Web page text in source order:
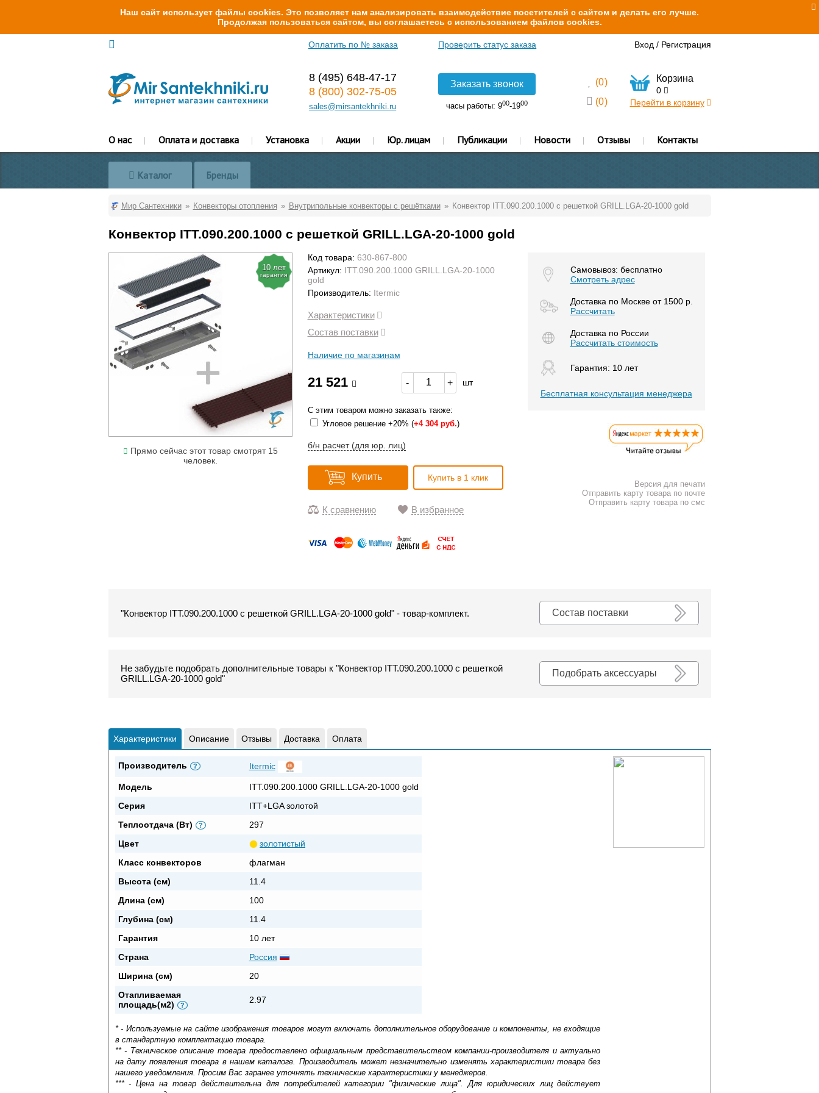
Наш сайт использует файлы cookies. Это позволяет нам анализировать взаимодействие посетителей с сайтом и делать его лучше.
Продолжая пользоваться сайтом, вы соглашаетесь с использованием файлов cookies.
Оплатить по № заказа Проверить статус заказа Вход / Регистрация
8 (495) 648-47-17
8 (800) 302-75-05
sales@mirsantekhniki.ru
Заказать звонок
часы работы: 900-1900
(0)
(0)
Корзина
0
Перейти в корзину
О нас Оплата и доставка Установка Акции Юр. лицам Публикации Новости Отзывы Контакты
Каталог Бренды
Мир Сантехники Конвекторы отопления Внутрипольные конвекторы с решётками Конвектор ITT.090.200.1000 с решеткой GRILL.LGA-20-1000 gold
Конвектор ITT.090.200.1000 с решеткой GRILL.LGA-20-1000 gold
10 лет
гарантия
Прямо сейчас этот товар смотрят 15
человек.
Код товара: 630-867-800
Артикул: ITT.090.200.1000 GRILL.LGA-20-1000
gold
Производитель: Itermic
Характеристики
Состав поставки
Наличие по магазинам
21 521 - + шт
С этим товаром можно заказать также:
Угловое решение +20% (+4 304 руб.)
б/н расчет (для юр. лиц)
Купить Купить в 1 клик
К сравнению В избранное
Самовывоз: бесплатно
Смотреть адрес
Доставка по Москве от 1500 р.
Расcчитать
Доставка по России
Рассчитать стоимость
Гарантия: 10 лет
Бесплатная консультация менеджера
Версия для печати
Отправить карту товара по почте
Отправить карту товара по смс
Состав поставки
"Конвектор ITT.090.200.1000 с решеткой GRILL.LGA-20-1000 gold" - товар-комплект.
Подобрать аксессуары
Не забудьте подобрать дополнительные товары к "Конвектор ITT.090.200.1000 с решеткой
GRILL.LGA-20-1000 gold"
Характеристики Описание Отзывы Доставка Оплата
Производитель ? Itermic
Модель
ITT.090.200.1000 GRILL.LGA-20-1000 gold
Серия
ITT+LGA золотой
Теплоотдача (Вт)
?
297
Цвет
золотистый
Класс конвекторов
флагман
Высота (см)
11.4
Длина (см)
100
Глубина (см)
11.4
Гарантия
10 лет
Страна
Россия
Ширина (см)
20
Отапливаемая
площадь(м2)
?
2.97
* - Используемые на сайте изображения товаров могут включать дополнительное оборудование и компоненты, не входящие
в стандартную комплектацию товара.
** - Техническое описание товара предоставлено официальным представительством компании-производителя и актуально
на дату появления товара в нашем каталоге. Производитель может незначительно изменять характеристики товара без
нашего уведомления. Просим Вас заранее уточнять технические характеристики у менеджеров.
*** - Цена на товар действительна для потребителей категории "физические лица". Для юридических лиц действует